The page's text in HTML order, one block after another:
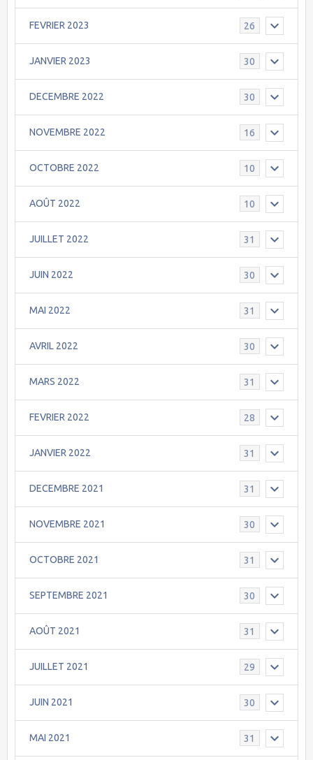
FEVRIER 2023 26
JANVIER 2023 30
DECEMBRE 2022 30
NOVEMBRE 2022 16
OCTOBRE 2022 10
AOÛT 2022 10
JUILLET 2022 31
JUIN 2022 30
MAI 2022 31
AVRIL 2022 30
MARS 2022 31
FEVRIER 2022 28
JANVIER 2022 31
DECEMBRE 2021 31
NOVEMBRE 2021 30
OCTOBRE 2021 31
SEPTEMBRE 2021 30
AOÛT 2021 31
JUILLET 2021 29
JUIN 2021 30
MAI 2021 31